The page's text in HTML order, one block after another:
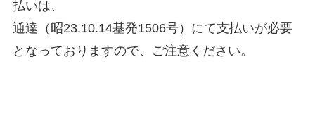
払いは、
通達（昭23.10.14基発1506号）にて支払いが必要
となっておりますので、ご注意ください。